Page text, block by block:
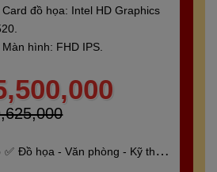
Card đồ họa: Intel HD Graphics
Màn hình: FHD IPS.
Đồ họa - Văn phòng - Kỹ thuật